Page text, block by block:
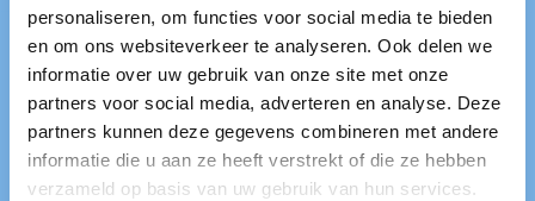
personaliseren, om functies voor social media te bieden
en om ons websiteverkeer te analyseren. Ook delen we
informatie over uw gebruik van onze site met onze
partners voor social media, adverteren en analyse. Deze
partners kunnen deze gegevens combineren met andere
informatie die u aan ze heeft verstrekt of die ze hebben
verzameld op basis van uw gebruik van hun services.